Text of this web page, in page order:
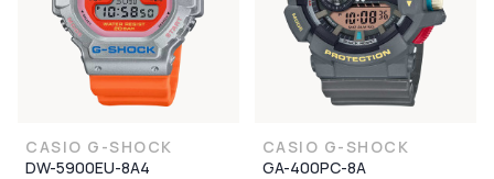
CASIO G-SHOCK
DW-5900EU-8A4
CASIO G-SHOCK
GA-400PC-8A